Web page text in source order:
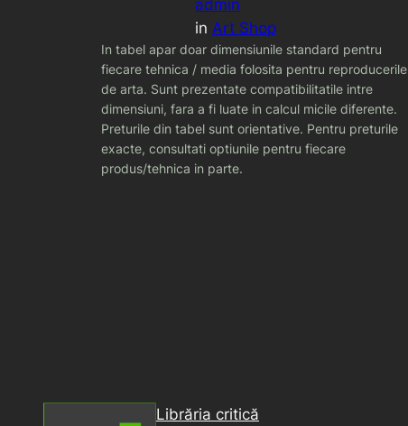
admin
in Art Shop
In tabel apar doar dimensiunile standard pentru
fiecare tehnica / media folosita pentru reproducerile
de arta. Sunt prezentate compatibilitatile intre
dimensiuni, fara a fi luate in calcul micile diferente.
Preturile din tabel sunt orientative. Pentru preturile
exacte, consultati optiunile pentru fiecare
produs/tehnica in parte.
Librăria critică